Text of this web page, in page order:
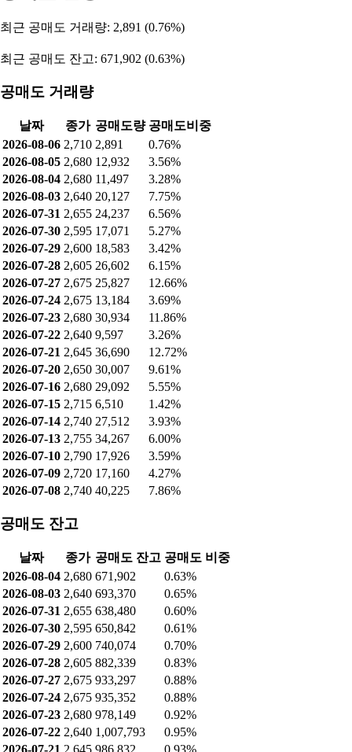
육계외 [육계]
60.95%
너겟외 [육가공] 13.85%
육계외 [상품]
4.87%
원종란외 [종란] 3.72%
기타
4.56%
공매도 현황
최근 공매도 거래량: 2,891 (0.76%)
최근 공매도 잔고: 671,902 (0.63%)
공매도 거래량
날짜 종가 공매도량
공매도비중
2026-08-06 2,710 2,891
0.76%
2026-08-05 2,680 12,932
3.56%
2026-08-04 2,680 11,497
3.28%
2026-08-03 2,640 20,127
7.75%
2026-07-31 2,655 24,237
6.56%
2026-07-30 2,595 17,071
5.27%
2026-07-29 2,600 18,583
3.42%
2026-07-28 2,605 26,602
6.15%
2026-07-27 2,675 25,827
12.66%
2026-07-23 2,680
2026-07-21
2,645 36,690
12.72%
2026-07-20 2,650 30,007
9.61%
2026-07-16 2,680 29,092
5.55%
2026-07-15 2,715 6,510
1.42%
2026-07-14 2,740 27,512
3.93%
2026-07-13 2,755 34,267
6.00%
2026-07-10 2,790 17,926
3.59%
2026-07-09 2,720 17,160
4.27%
2026-07-08 2,740 40,225 7.86%
공매도 잔고